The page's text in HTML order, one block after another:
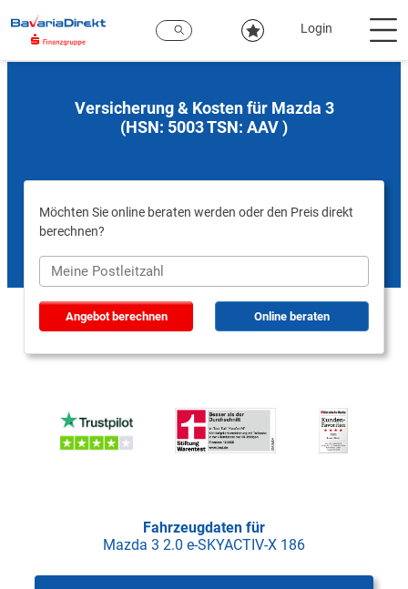
Hauptinhalt
Login
Versicherung & Kosten für Mazda 3
(HSN: 5003 TSN: AAV )
Möchten Sie online beraten werden oder den Preis direkt
berechnen?
Angebot berechnen Online beraten
Fahrzeugdaten für
Mazda 3 2.0 e-SKYACTIV-X 186